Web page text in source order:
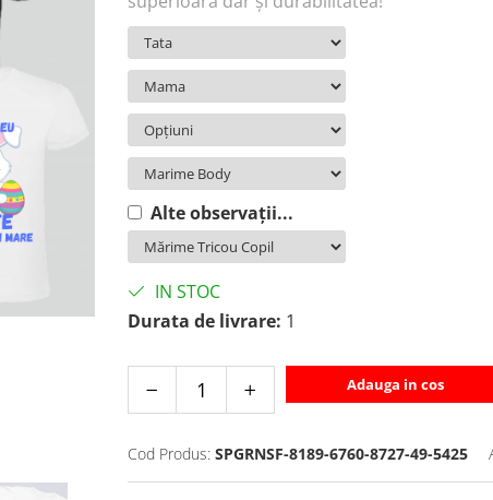
Alte observații...
IN STOC
Durata de livrare: 1
Adauga in cos
Cod Produs: SPGRNSF-8189-6760-8727-49-5425